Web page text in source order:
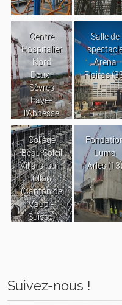
Centre
Hospitalier
Nord
Deux-
Sèvres
Faye-
l’Abbesse
Salle de
Arena
Floirac
Collège
Beau Soleil
Villars-sur-
Ollon
(Canton de
Vaud -
Suisse)
Luma
Arles (13)
Suivez-nous !